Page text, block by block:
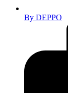
By DEPPO